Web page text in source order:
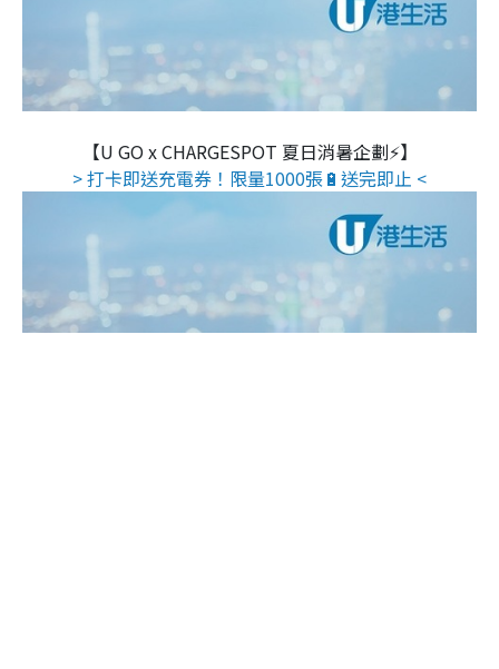
【U GO x CHARGESPOT 夏日消暑企劃⚡】
> 打卡即送充電券！限量1000張🔋送完即止 <